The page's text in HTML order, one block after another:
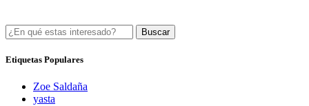
Buscar
Etiquetas Populares
Zoe Saldaña
yasta